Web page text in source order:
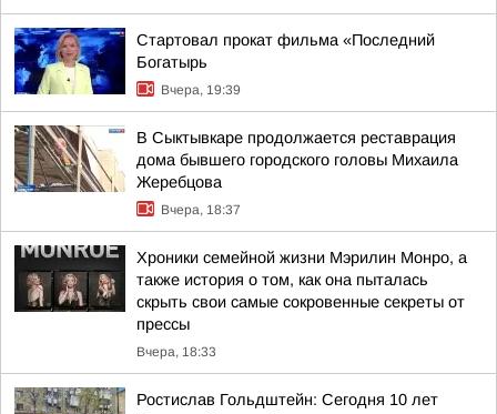
Стартовал прокат фильма «Последний
Богатырь
Вчера, 19:39
В Сыктывкаре продолжается реставрация
дома бывшего городского головы Михаила
Жеребцова
Вчера, 18:37
Хроники семейной жизни Мэрилин Монро, а
также история о том, как она пыталась
скрыть свои самые сокровенные секреты от
прессы
Вчера, 18:33
Ростислав Гольдштейн: Сегодня 10 лет